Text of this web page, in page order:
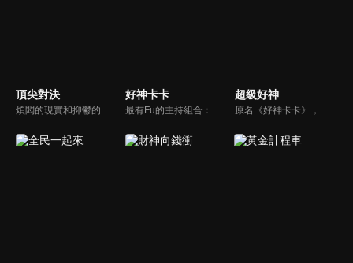
頂尖對決
煩悶的現實和抑鬱的社會，你需要的就是笑、大聲笑、開口笑，《頂尖對決》就要你笑到落ㄟ骸，最具綜藝實力的庹宗康，和喜感十足的納豆各自領軍對抗，藝人搞笑pk笑果十足，《頂尖對決》讓你忘掉一週煩惱！
好神卡卡
最有Fu的主持組合：「A咖天王」徐乃麟+「好神天心」朱芯儀+「真理大學校花」洪棠+「台大獸醫碩士」LYDIA。遊戲的層層關卡，來賓必須要和主持人比反應，比記憶，比機智，比膽識，幸運女神的眷顧與遠離永遠都是個未知數！
超級好神
原名《好神卡卡》，後改名為《超級好神》，是一檔益智類綜藝節目，由「A咖天王」徐乃麟搭配黃鐙輝主持。「好神智慧王」、「好神記憶王」、「誰是爆點王」、「好神送好禮」四個單元，讓來賓一較高下。比反應，比記憶，比機智，比膽識，幸運女神的眷顧與遠離永遠都是個未知數！